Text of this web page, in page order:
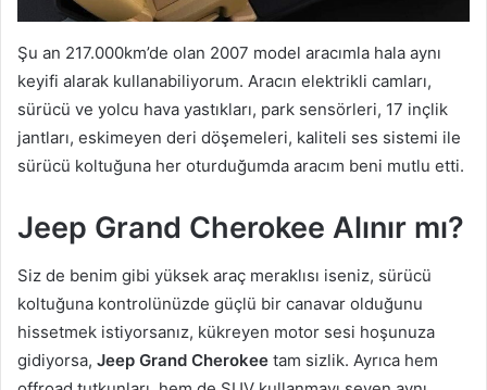
Şu an 217.000km’de olan 2007 model aracımla hala aynı
keyifi alarak kullanabiliyorum. Aracın elektrikli camları,
sürücü ve yolcu hava yastıkları, park sensörleri, 17 inçlik
jantları, eskimeyen deri döşemeleri, kaliteli ses sistemi ile
sürücü koltuğuna her oturduğumda aracım beni mutlu etti.
Jeep Grand Cherokee Alınır mı?
Siz de benim gibi yüksek araç meraklısı iseniz, sürücü
koltuğuna kontrolünüzde güçlü bir canavar olduğunu
hissetmek istiyorsanız, kükreyen motor sesi hoşunuza
gidiyorsa, Jeep Grand Cherokee tam sizlik. Ayrıca hem